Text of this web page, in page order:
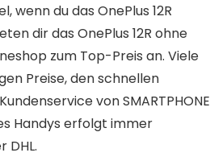
wenn du das OnePlus 12R
dir das OnePlus 12R ohne
zum Top-Preis an. Viele
Preise, den schnellen
von SMARTPHONE
Handys erfolgt immer
DHL.